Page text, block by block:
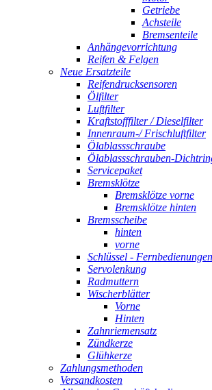
Getriebe
Achsteile
Bremsenteile
Anhängevorrichtung
Reifen & Felgen
Neue Ersatzteile
Reifendrucksensoren
Ölfilter
Luftfilter
Kraftstofffilter / Dieselfilter
Innenraum-/ Frischluftfilter
Ölablassschraube
Ölablassschrauben-
Servicepaket
Bremsklötze
Bremsklötze vorne
Bremsklötze hinten
Bremsscheibe
hinten
vorne
Schlüssel - Fernbedienungen
Servolenkung
Radmuttern
Wischerblätter
Vorne
Hinten
Zahnriemensatz
Zündkerze
Glühkerze
Zahlungsmethoden
Versandkosten